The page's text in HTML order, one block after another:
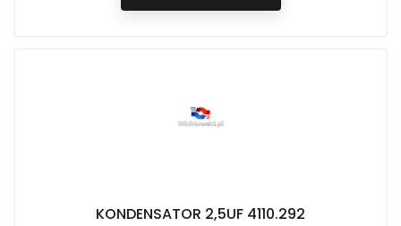
KONDENSATOR 2,5UF 4110.292